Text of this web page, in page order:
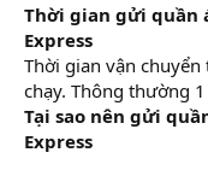
Thời gian gửi quần
Express
Thời gian vận
chạy. Thông thường
Tại sao nên gửi
Express